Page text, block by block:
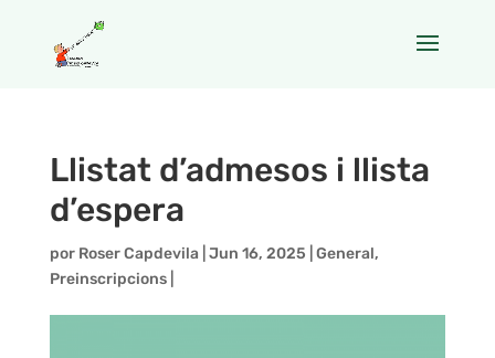
Llistat d’admesos i llista
d’espera
por Roser Capdevila Jun 16, 2025 General,
Preinscripcions|